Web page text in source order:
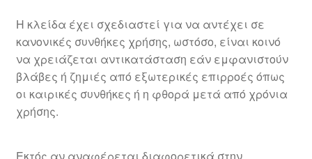
Η κλείδα έχει σχεδιαστεί για να αντέχει σε
κανονικές συνθήκες χρήσης, ωστόσο, είναι κοινό
να χρειάζεται αντικατάσταση εάν εμφανιστούν
βλάβες ή ζημιές από εξωτερικές επιρροές όπως
οι καιρικές συνθήκες ή η φθορά μετά από χρόνια
χρήσης.
Εκτός αν αναφέρεται διαφορετικά στην